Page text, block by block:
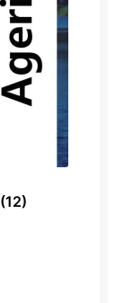
(12)